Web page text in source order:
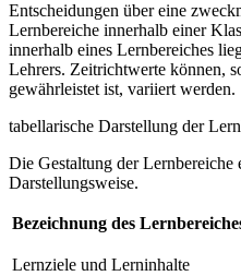
Entscheidungen über eine
Lernbereiche innerhalb einer
innerhalb eines Lernbereiches
Lehrers. Zeitrichtwerte können,
gewährleistet ist, variiert werden.
tabellarische Darstellung der
Die Gestaltung der Lernbereiche
Darstellungsweise.
Bezeichnung des
Lernziele und Lerninhalte